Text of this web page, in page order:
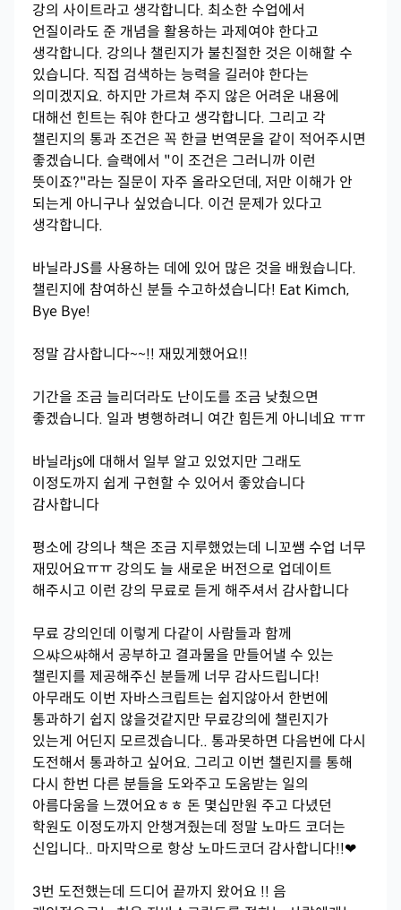
강의 사이트라고 생각합니다. 최소한 수업에서
언질이라도 준 개념을 활용하는 과제여야 한다고
생각합니다. 강의나 챌린지가 불친절한 것은 이해할 수
있습니다. 직접 검색하는 능력을 길러야 한다는
의미겠지요. 하지만 가르쳐 주지 않은 어려운 내용에
대해선 힌트는 줘야 한다고 생각합니다. 그리고 각
챌린지의 통과 조건은 꼭 한글 번역문을 같이 적어주시면
좋겠습니다. 슬랙에서 "이 조건은 그러니까 이런
뜻이죠?"라는 질문이 자주 올라오던데, 저만 이해가 안
되는게 아니구나 싶었습니다. 이건 문제가 있다고
생각합니다.
바닐라JS를 사용하는 데에 있어 많은 것을 배웠습니다.
챌린지에 참여하신 분들 수고하셨습니다! Eat Kimch,
Bye Bye!
정말 감사합니다~~!! 재밌게했어요!!
기간을 조금 늘리더라도 난이도를 조금 낮췄으면
좋겠습니다. 일과 병행하려니 여간 힘든게 아니네요 ㅠㅠ
바닐라js에 대해서 일부 알고 있었지만 그래도
이정도까지 쉽게 구현할 수 있어서 좋았습니다
감사합니다
평소에 강의나 책은 조금 지루했었는데 니꼬쌤 수업 너무
재밌어요ㅠㅠ 강의도 늘 새로운 버전으로 업데이트
해주시고 이런 강의 무료로 듣게 해주셔서 감사합니다
무료 강의인데 이렇게 다같이 사람들과 함께
으쌰으쌰해서 공부하고 결과물을 만들어낼 수 있는
챌린지를 제공해주신 분들께 너무 감사드립니다!
아무래도 이번 자바스크립트는 쉽지않아서 한번에
통과하기 쉽지 않을것같지만 무료강의에 챌린지가
있는게 어딘지 모르겠습니다.. 통과못하면 다음번에 다시
도전해서 통과하고 싶어요. 그리고 이번 챌린지를 통해
다시 한번 다른 분들을 도와주고 도움받는 일의
아름다움을 느꼈어요ㅎㅎ 돈 몇십만원 주고 다녔던
학원도 이정도까지 안챙겨줬는데 정말 노마드 코더는
신입니다.. 마지막으로 항상 노마드코더 감사합니다!!❤
3번 도전했는데 드디어 끝까지 왔어요 !! 음